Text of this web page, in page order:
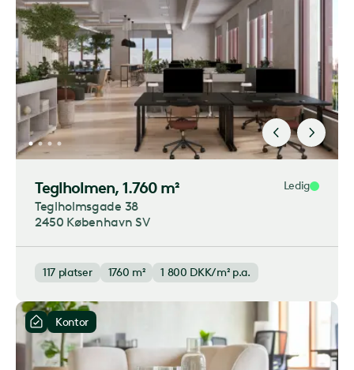
Teglholmen, 1.760 m² Ledig
Teglholmsgade 38
2450 København SV
117 platser 1760 m² 1 800 DKK/m² p.a.
Kontor